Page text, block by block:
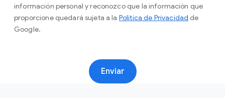
información personal y reconozco que la información que
proporcione quedará sujeta a la Política de Privacidad de
Google.
Enviar